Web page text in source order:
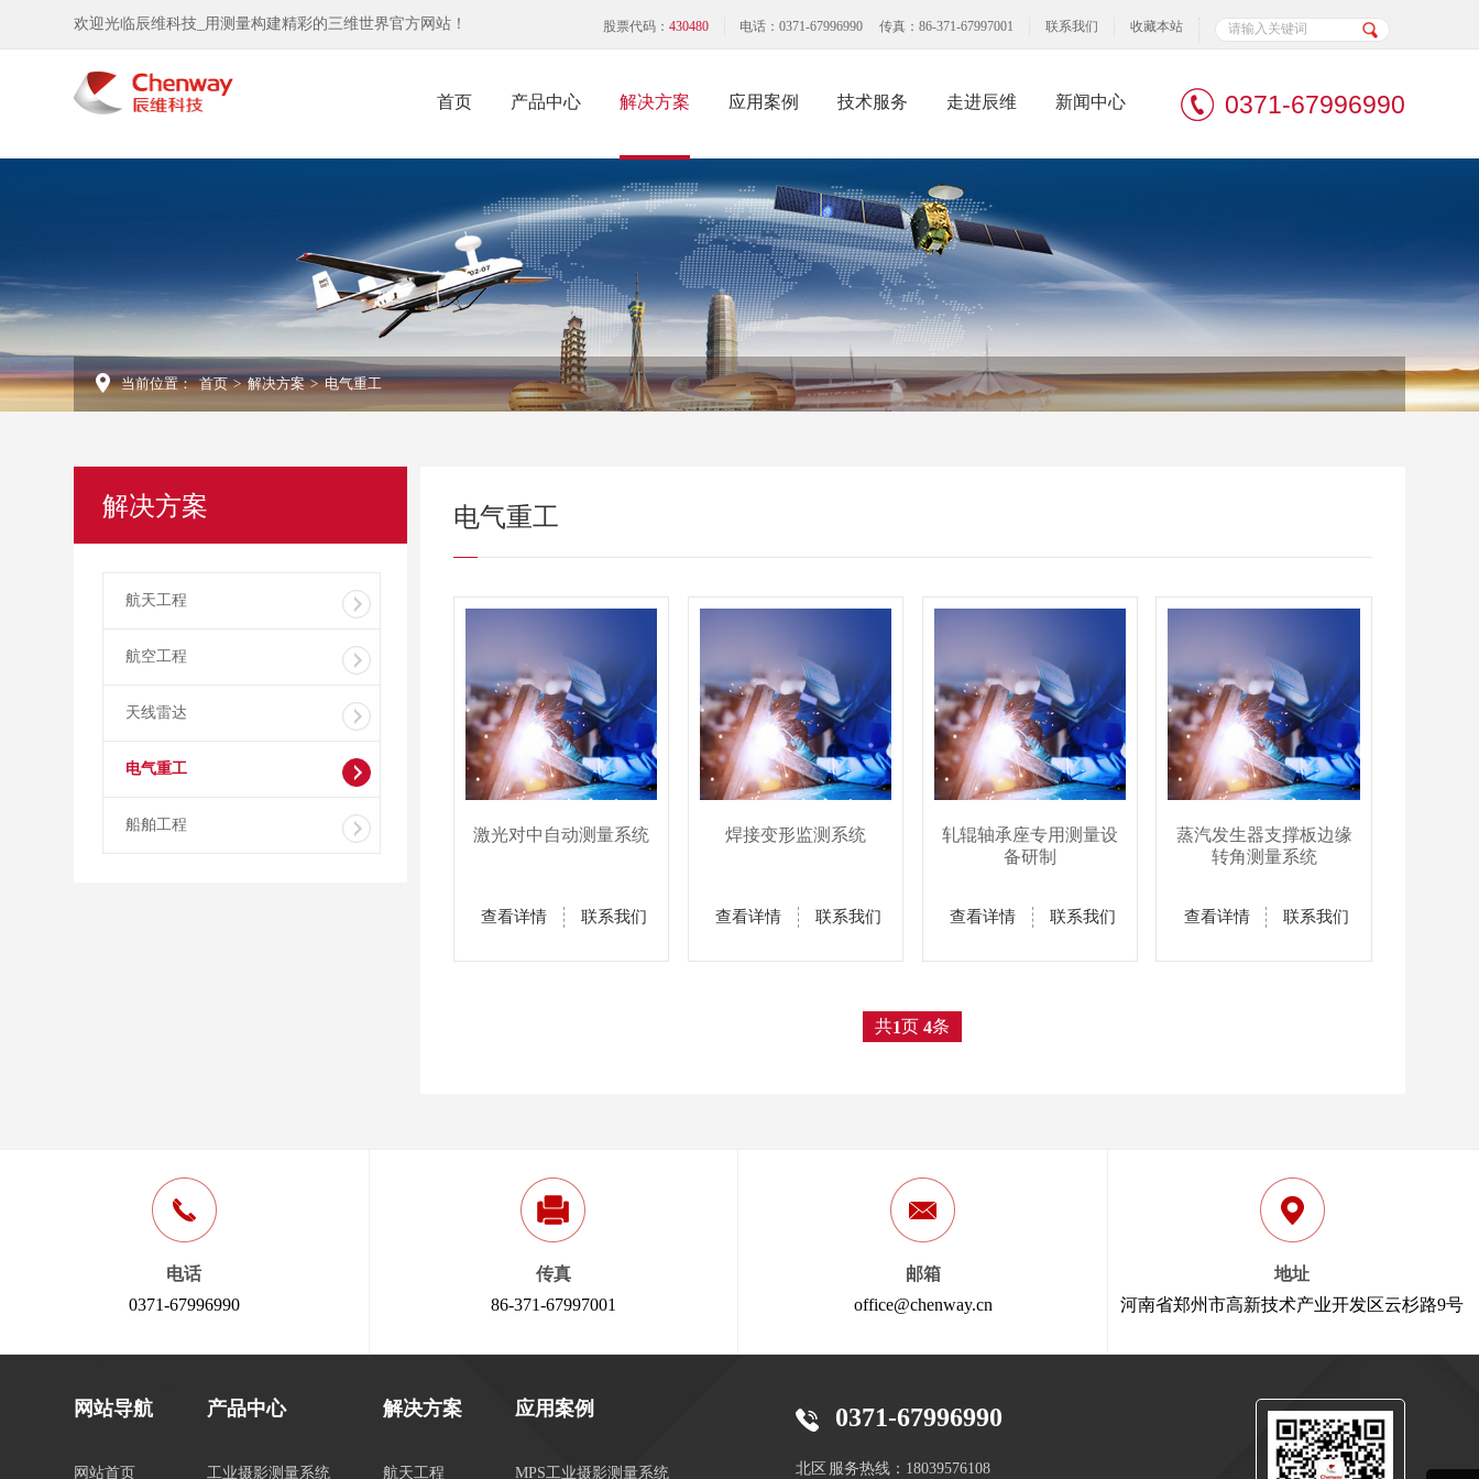
欢迎光临辰维科技_用测量构建精彩的三维世界官方网站！ 股票代码： 430480 电话：0371-67996990 传真：86-371-67997001 联系我们 收藏本站
0371-67996990
首页 产品中心 解决方案 应用案例 技术服务 走进辰维 新闻中心
当前位置： 首页 > 解决方案 > 电气重工
电气重工
激光对中自动测量系统
查看详情 联系我们
焊接变形监测系统
查看详情 联系我们
轧辊轴承座专用测量设
备研制
查看详情 联系我们
蒸汽发生器支撑板边缘
转角测量系统
查看详情 联系我们
共1页4条
解决方案
航天工程
航空工程
天线雷达
电气重工
船舶工程
电话
0371-67996990
传真
86-371-67997001
邮箱
office@chenway.cn
地址
河南省郑州市高新技术产业开发区云杉路9号
网站导航
网站首页
产品中心
工业摄影测量系统
解决方案
航天工程
应用案例
MPS工业摄影测量系统
0371-67996990
北区 服务热线：18039576108